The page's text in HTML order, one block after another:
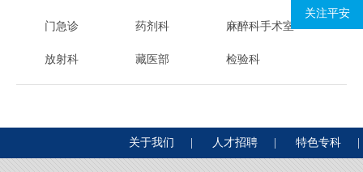
门急诊 药剂科 麻醉科手术室
放射科 藏医部 检验科
关于我们 人才招聘 特色专科
关注平安